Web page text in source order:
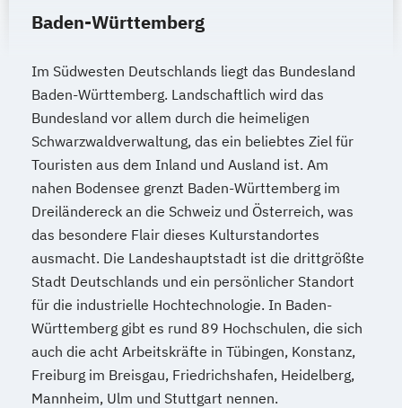
Baden-Württemberg
Im Südwesten Deutschlands liegt das Bundesland
Baden-Württemberg. Landschaftlich wird das
Bundesland vor allem durch die heimeligen
Schwarzwaldverwaltung, das ein beliebtes Ziel für
Touristen aus dem Inland und Ausland ist. Am
nahen Bodensee grenzt Baden-Württemberg im
Dreiländereck an die Schweiz und Österreich, was
das besondere Flair dieses Kulturstandortes
ausmacht. Die Landeshauptstadt ist die drittgrößte
Stadt Deutschlands und ein persönlicher Standort
für die industrielle Hochtechnologie. In Baden-
Württemberg gibt es rund 89 Hochschulen, die sich
auch die acht Arbeitskräfte in Tübingen, Konstanz,
Freiburg im Breisgau, Friedrichshafen, Heidelberg,
Mannheim, Ulm und Stuttgart nennen.